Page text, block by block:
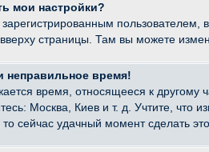
мои настройки?
страницы. Там вы можете
неправильное время!
время, относящееся к другому
Москва, Киев и т. д. Учтите, что
сейчас удачный момент сделать это.